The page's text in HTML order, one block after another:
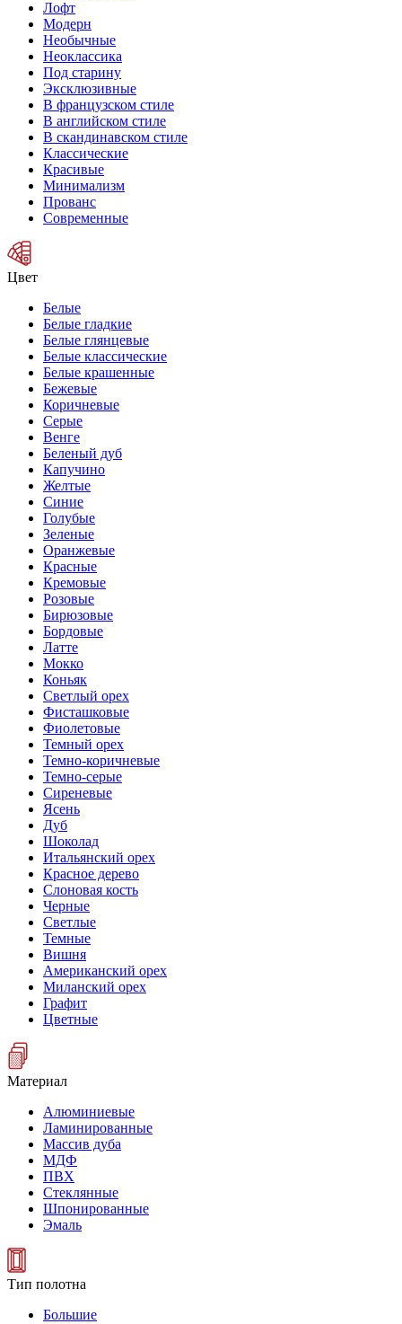
Лофт
Модерн
Необычные
Неоклассика
Под старину
Эксклюзивные
В французском стиле
В английском стиле
В скандинавском стиле
Классические
Красивые
Минимализм
Прованс
Современные
Цвет
Белые
Белые гладкие
Белые глянцевые
Белые классические
Белые крашенные
Бежевые
Коричневые
Серые
Венге
Беленый дуб
Капучино
Желтые
Синие
Голубые
Зеленые
Оранжевые
Красные
Кремовые
Розовые
Бирюзовые
Бордовые
Латте
Мокко
Коньяк
Светлый орех
Фисташковые
Фиолетовые
Темный орех
Темно-коричневые
Темно-серые
Сиреневые
Ясень
Дуб
Шоколад
Итальянский орех
Красное дерево
Слоновая кость
Черные
Светлые
Темные
Вишня
Американский орех
Миланский орех
Графит
Цветные
Материал
Алюминиевые
Ламинированные
Массив дуба
МДФ
ПВХ
Стеклянные
Шпонированные
Эмаль
Тип полотна
Большие